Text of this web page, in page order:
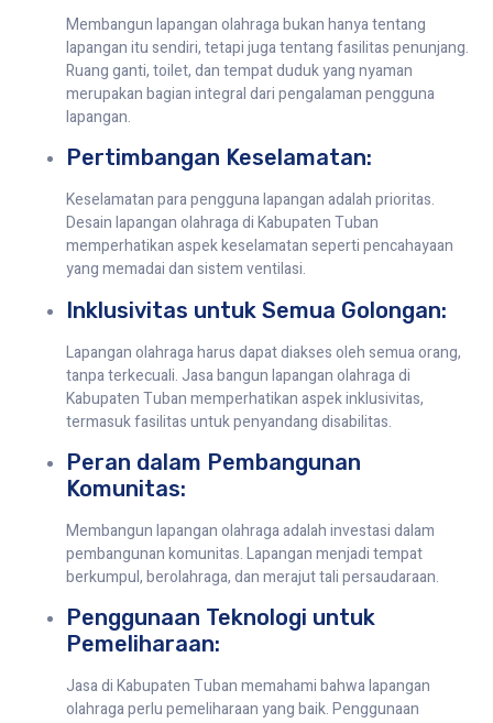
Membangun lapangan olahraga bukan hanya tentang
lapangan itu sendiri, tetapi juga tentang fasilitas penunjang.
Ruang ganti, toilet, dan tempat duduk yang nyaman
merupakan bagian integral dari pengalaman pengguna
lapangan.
Pertimbangan Keselamatan:
Keselamatan para pengguna lapangan adalah prioritas.
Desain lapangan olahraga di Kabupaten Tuban
memperhatikan aspek keselamatan seperti pencahayaan
yang memadai dan sistem ventilasi.
Inklusivitas untuk Semua Golongan:
Lapangan olahraga harus dapat diakses oleh semua orang,
tanpa terkecuali. Jasa bangun lapangan olahraga di
Kabupaten Tuban memperhatikan aspek inklusivitas,
termasuk fasilitas untuk penyandang disabilitas.
Peran dalam Pembangunan
Komunitas:
Membangun lapangan olahraga adalah investasi dalam
pembangunan komunitas. Lapangan menjadi tempat
berkumpul, berolahraga, dan merajut tali persaudaraan.
Penggunaan Teknologi untuk
Pemeliharaan:
Jasa di Kabupaten Tuban memahami bahwa lapangan
olahraga perlu pemeliharaan yang baik. Penggunaan